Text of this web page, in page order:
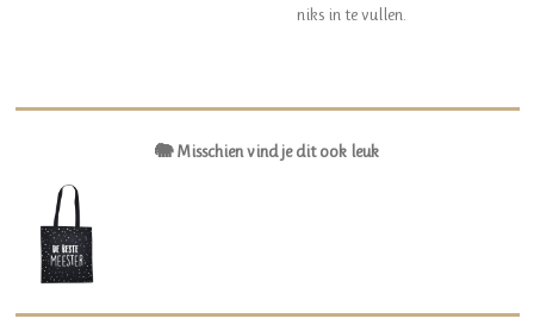
niks in te vullen.
🐘 Misschien vind je dit ook leuk